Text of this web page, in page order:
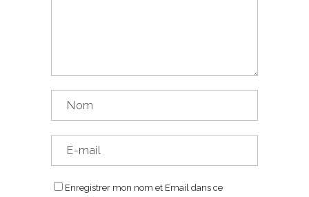
Enregistrer mon nom et Email dans ce